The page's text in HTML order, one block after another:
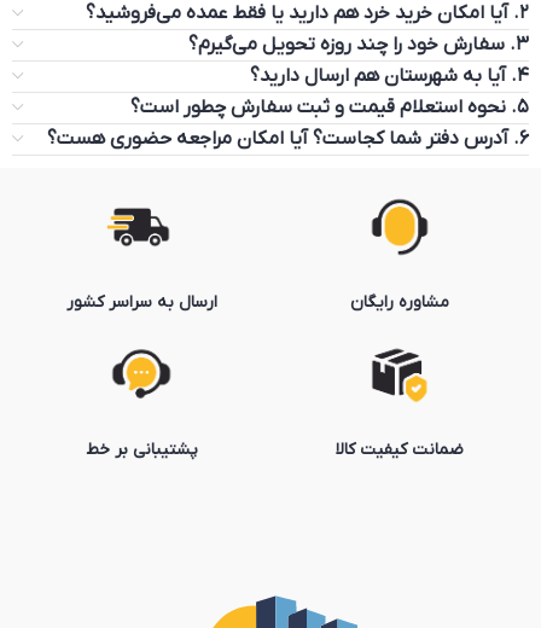
۲. آیا امکان خرید خرد هم دارید یا فقط عمده می‌فروشید؟
۳. سفارش خود را چند روزه تحویل می‌گیرم؟
۴. آیا به شهرستان هم ارسال دارید؟
۵. نحوه استعلام قیمت و ثبت سفارش چطور است؟
۶. آدرس دفتر شما کجاست؟ آیا امکان مراجعه حضوری هست؟
مشاوره رایگان
ضمانت کیفیت کالا
ارسال به سراسر کشور
پشتیبانی بر خط